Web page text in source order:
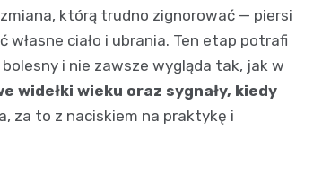
którą trudno zignorować — piersi
ciało i ubrania. Ten etap potrafi
i nie zawsze wygląda tak, jak w
widełki wieku oraz sygnały, kiedy
za to z naciskiem na praktykę i